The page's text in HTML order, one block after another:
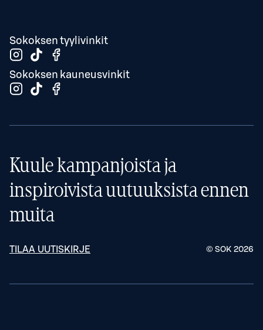
Sokoksen tyylivinkit
Sokoksen kauneusvinkit
Kuule kampanjoista ja
inspiroivista uutuuksista ennen
muita
TILAA UUTISKIRJE © SOK 2026